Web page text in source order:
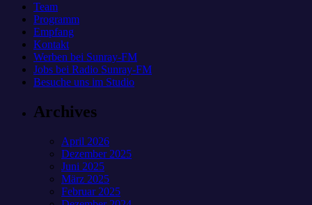
Team
Programm
Empfang
Kontakt
Werben bei Sunray-FM
Jobs bei Radio Sunray-FM
Besuche uns im Studio
Archives
April 2026
Dezember 2025
Juni 2025
März 2025
Februar 2025